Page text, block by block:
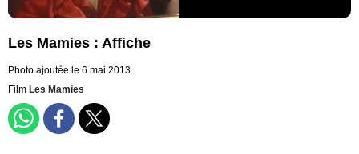
Les Mamies : Affiche
Photo ajoutée le 6 mai 2013
Film Les Mamies